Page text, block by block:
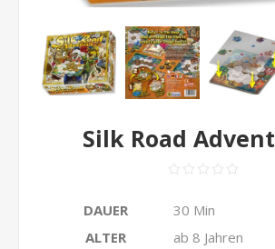
Silk Road
DAUER
30 Min
ALTER
ab 8 Jahren